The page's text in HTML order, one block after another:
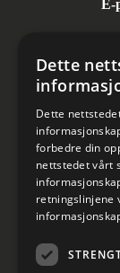
E-
Dette
Dette
forbedre din
nettstedet vårt
retningslinjene